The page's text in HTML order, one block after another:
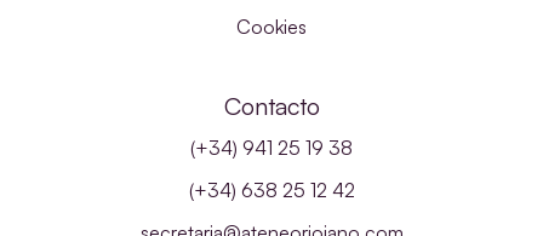
Cookies
Contacto
(+34) 941 25 19 38
(+34) 638 25 12 42